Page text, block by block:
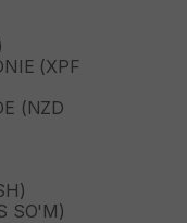
(XPF
(NZD
SO'M)